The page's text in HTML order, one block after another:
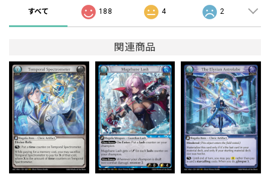
すべて 188 4 2
関連商品